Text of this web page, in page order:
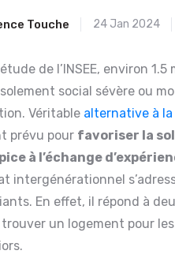
Touche 24 Jan 2024
étude de l’INSEE, environ
social sévère ou
Véritable alternative à
prévu pour favoriser la
à l’échange
intergénérationnel
En effet, il répond à
un logement pour